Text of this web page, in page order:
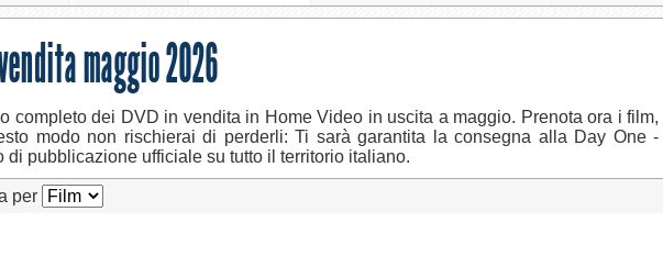
maggio 2026
completo dei DVD in vendita in Home Video in uscita a maggio. Prenota ora i film,
modo non rischierai di perderli: Ti sarà garantita la consegna alla Day One -
di pubblicazione ufficiale su tutto il territorio italiano.
per